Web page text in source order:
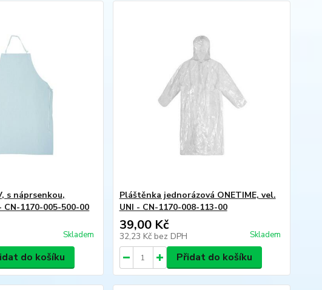
s náprsenkou,
CN-1170-005-500-00
Skladem
do košíku
Pláštěnka jednorázová ONETIME, vel.
UNI - CN-1170-008-113-00
39,00 Kč
32,23 Kč bez DPH Skladem
Přidat do košíku